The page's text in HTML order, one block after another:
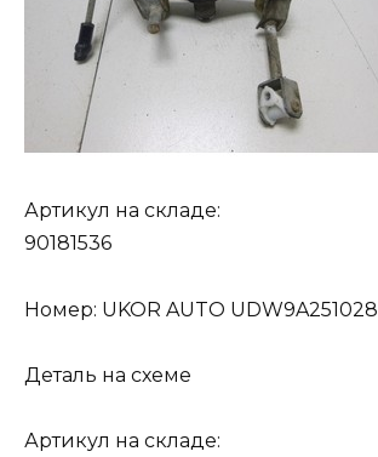
Артикул на складе:
90181536
Номер: UKOR AUTO UDW9A251028
Деталь на схеме
Артикул на складе: